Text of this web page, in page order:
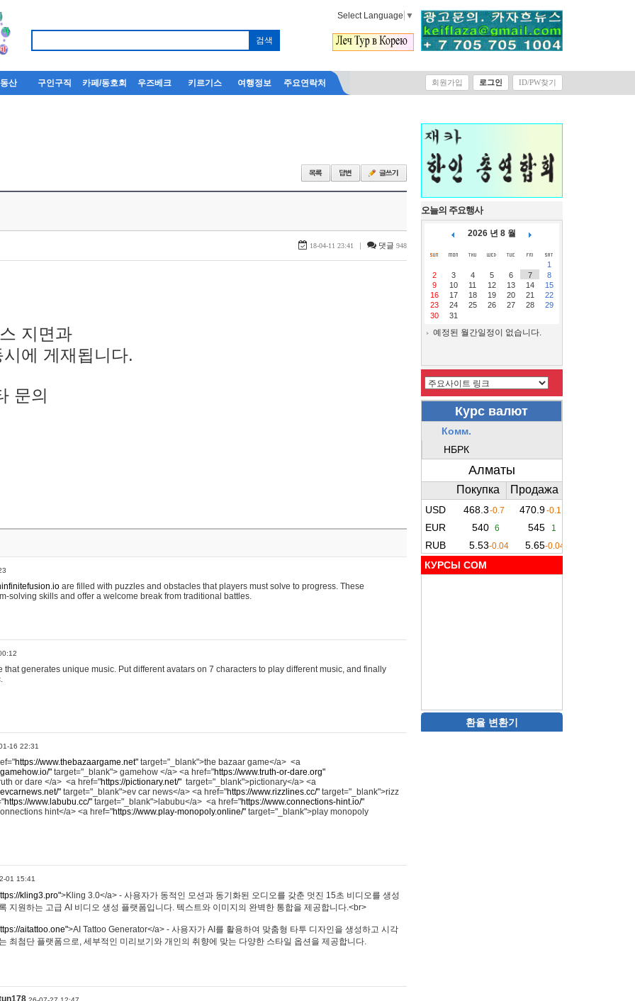
Select Language ▼
산 구인구직 카페/동호회 우즈베크 키르기스 여행정보 주요연락처 회원가입 로그인 ID/PW찾기
18-04-11 23:41 | 댓글 948
지면과
에 게재됩니다.
문의
are filled with puzzles and obstacles that players must solve to progress. These
solving skills and offer a welcome break from traditional battles.
that generates unique music. Put different avatars on 7 characters to play different music, and finally
16 22:31
https://www.thebazaargame.net" target="_blank">the bazaar game</a> <a
" target="_blank"> gamehow </a> <a href="https://www.truth-or-dare.org"
or dare </a> <a href="https://pictionary.net/" target="_blank">pictionary</a> <a
" target="_blank">ev car news</a> <a href="https://www.rizzlines.cc/" target="_blank">rizz
https://www.labubu.cc/" target="_blank">labubu</a> <a href="https://www.connections-hint.io/"
hint</a> <a href="https://www.play-monopoly.online/" target="_blank">play monopoly
01 15:41
kling3.pro">Kling 3.0</a> - 사용자가 동적인 모션과 동기화된 오디오를 갖춘 멋진 15초 비디오를 생성
지원하는 고급 AI 비디오 생성 플랫폼입니다. 텍스트와 이미지의 완벽한 통합을 제공합니다.<br>
aitattoo.one">AI Tattoo Generator</a> - 사용자가 AI를 활용하여 맞춤형 타투 디자인을 생성하고 시각
최첨단 플랫폼으로, 세부적인 미리보기와 개인의 취향에 맞는 다양한 스타일 옵션을 제공합니다.
오늘의 주요행사
2026 년 8 월
1
2
3 4 5 6 7
8
9
10 11 12 13 14
15
16
17 18 19 20 21
22
23
24 25 26 27 28
29
30
31
예정된 월간일정이 없습니다.
КУРСЫ COM
환율 변환기